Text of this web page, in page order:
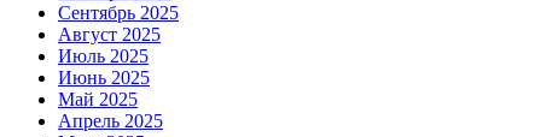
Сентябрь 2025
Август 2025
Июль 2025
Июнь 2025
Май 2025
Апрель 2025